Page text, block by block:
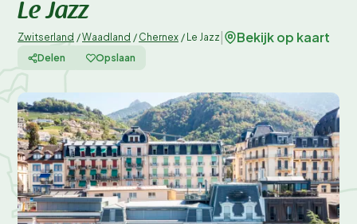
Le Jazz
Zwitserland /Waadland / Chernex / Le Jazz Bekijk op kaart
Delen Opslaan